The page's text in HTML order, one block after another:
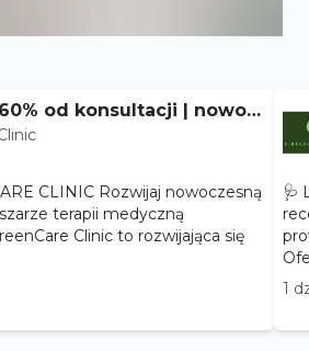
od konsultacji | nowoc
nowoczesną
terapii medyczną
🩺
1